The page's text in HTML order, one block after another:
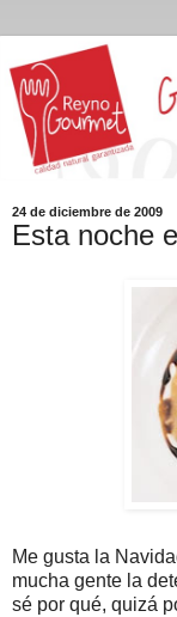
24 de diciembre de 2009
Esta noche
Me gusta la
mucha gente la
sé por qué, quizá